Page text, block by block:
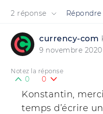
2 réponse
currency-com
9 novembre 2020
Notez la réponse
0 0
Konstantin,
temps d’écrire